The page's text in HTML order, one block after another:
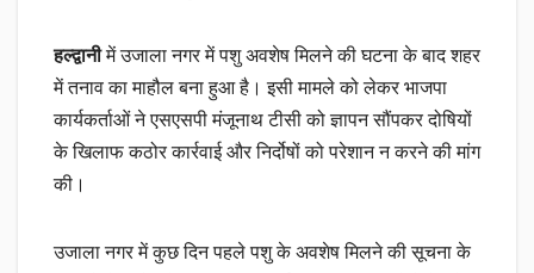
हल्द्वानीमें उजाला नगर में पशु अवशेष मिलने की घटना के बाद शहर
में तनाव का माहौल बना हुआ है। इसी मामले को लेकर भाजपा
कार्यकर्ताओं ने एसएसपी मंजूनाथ टीसी को ज्ञापन सौंपकर दोषियों
के खिलाफ कठोर कार्रवाई और निर्दोषों को परेशान न करने की मांग
की।
उजाला नगर में कुछ दिन पहले पशु के अवशेष मिलने की सूचना के